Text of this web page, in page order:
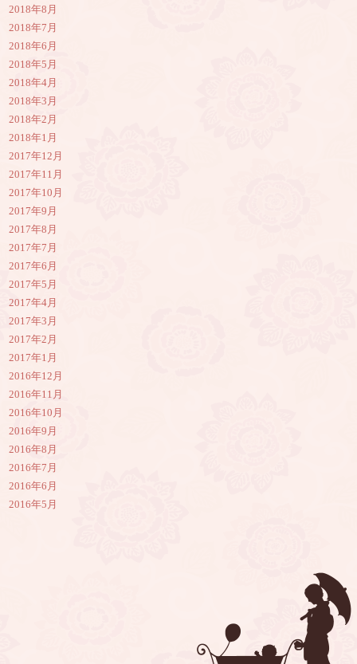
2018年8月
2018年7月
2018年6月
2018年5月
2018年4月
2018年3月
2018年2月
2018年1月
2017年12月
2017年11月
2017年10月
2017年9月
2017年8月
2017年7月
2017年6月
2017年5月
2017年4月
2017年3月
2017年2月
2017年1月
2016年12月
2016年11月
2016年10月
2016年9月
2016年8月
2016年7月
2016年6月
2016年5月